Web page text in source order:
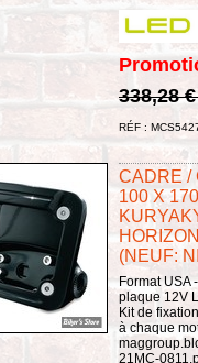
338,28
RÉF :
CADRE /
100 X
(NEUF:
Format USA
plaque 12V
Kit de
à chaque
21MC-